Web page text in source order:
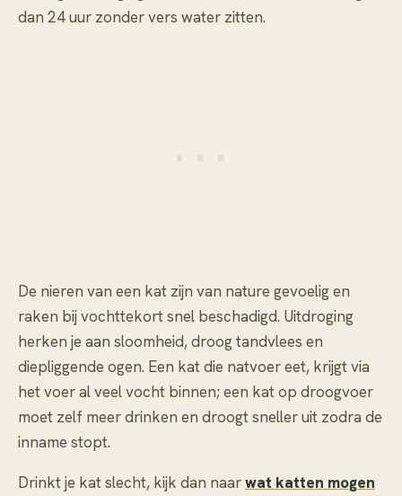
dan 24 uur zonder vers water zitten.
De nieren van een kat zijn van nature gevoelig en
raken bij vochttekort snel beschadigd. Uitdroging
herken je aan sloomheid, droog tandvlees en
diepliggende ogen. Een kat die natvoer eet, krijgt via
het voer al veel vocht binnen; een kat op droogvoer
moet zelf meer drinken en droogt sneller uit zodra de
inname stopt.
Drinkt je kat slecht, kijk dan naarwat katten mogen